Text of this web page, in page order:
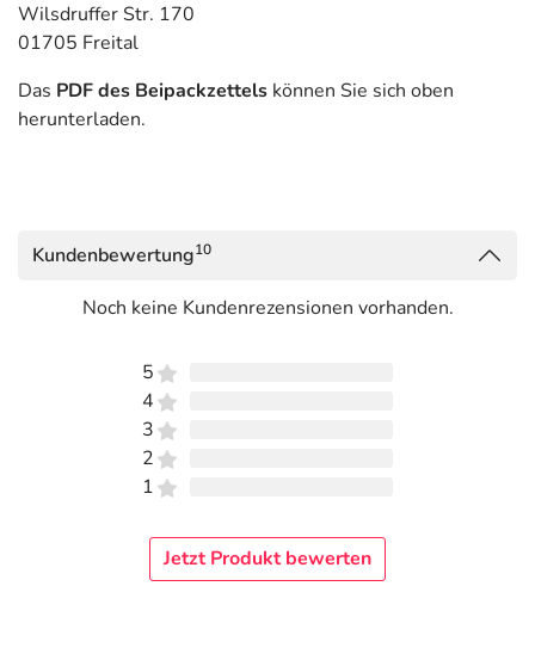
Wilsdruffer Str. 170
01705 Freital
Das PDF des Beipackzettels können Sie sich oben
herunterladen.
Kundenbewertung10
Noch keine Kundenrezensionen vorhanden.
5
4
3
2
1
Jetzt Produkt bewerten